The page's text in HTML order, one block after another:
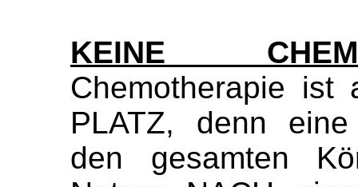
KEINE
Chemotherapie
PLATZ, denn
den gesamten